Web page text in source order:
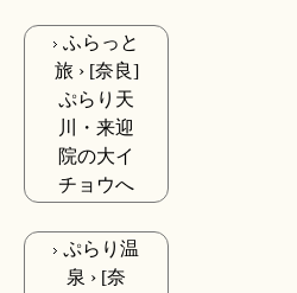
ふらっと
旅 › [奈良]
ぷらり天
川・来迎
院の大イ
チョウへ
ぷらり温
泉 › [奈